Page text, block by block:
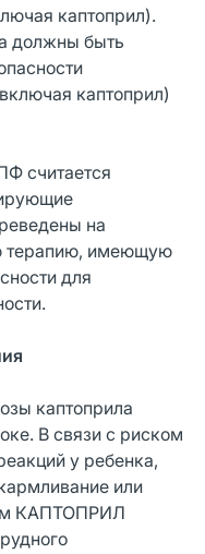
каптоприл).
должны быть
каптоприл)
считается
на
терапию, имеющую
для
каптоприла
В связи с риском
у ребенка,
или
КАПТОПРИЛ